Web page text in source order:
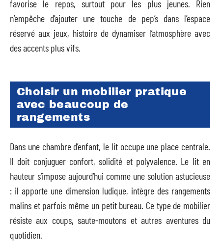
favorise le repos, surtout pour les plus jeunes. Rien
n’empêche d’ajouter une touche de pep’s dans l’espace
réservé aux jeux, histoire de dynamiser l’atmosphère avec
des accents plus vifs.
Choisir un mobilier pratique
avec beaucoup de
rangements
Dans une chambre d’enfant, le lit occupe une place centrale.
Il doit conjuguer confort, solidité et polyvalence. Le lit en
hauteur s’impose aujourd’hui comme une solution astucieuse
: il apporte une dimension ludique, intègre des rangements
malins et parfois même un petit bureau. Ce type de mobilier
résiste aux coups, saute-moutons et autres aventures du
quotidien.